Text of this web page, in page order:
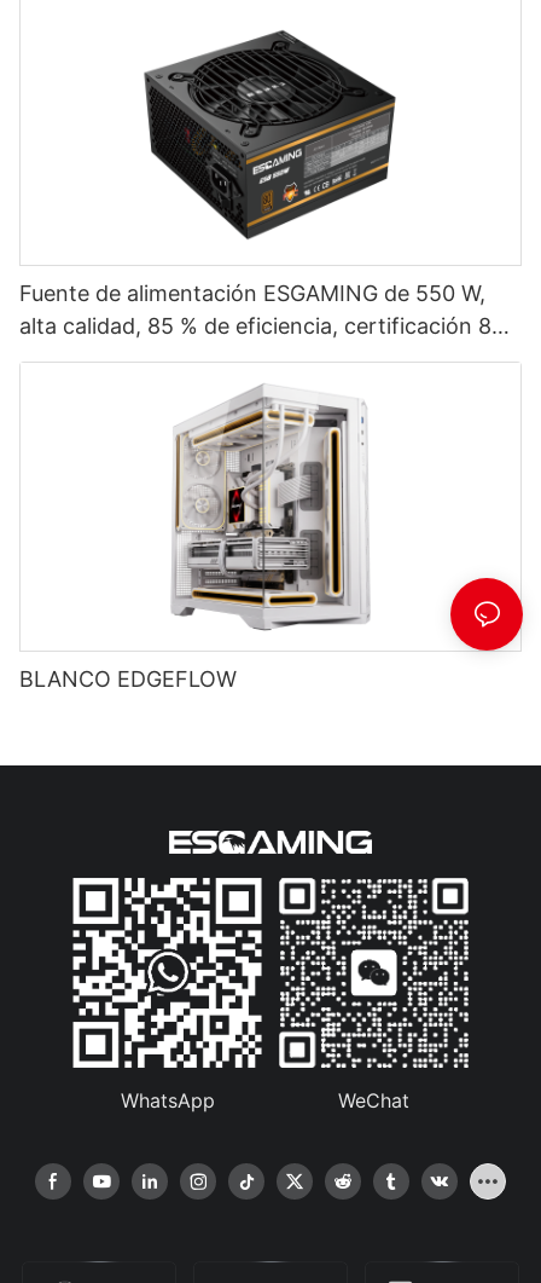
Fuente de alimentación ESGAMING de 550 W,
alta calidad, 85 % de eficiencia, certificación 80+
Bronze para PC de escritorio (ESB550W)
BLANCO EDGEFLOW
WhatsApp WeChat